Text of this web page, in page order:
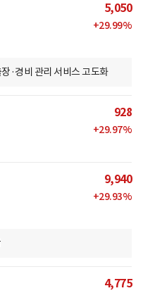
5,050
+29.99%
·경비 관리 서비스 고도화
928
+29.97%
9,940
+29.93%
4,775